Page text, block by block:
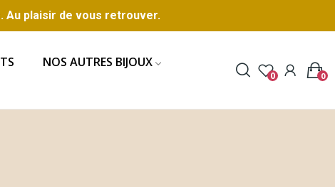
Au plaisir de vous retrouver.
NOS AUTRES BIJOUX
0 0